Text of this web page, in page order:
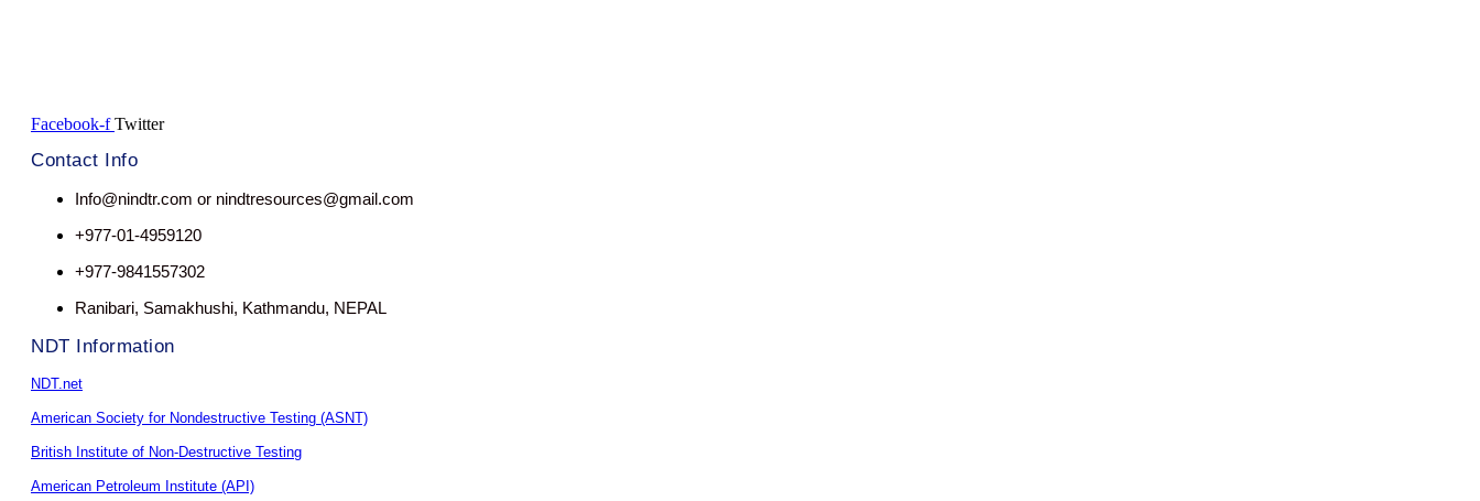
Facebook-f Twitter
Contact Info
Info@nindtr.com or nindtresources@gmail.com
+977-01-4959120
+977-9841557302
Ranibari, Samakhushi, Kathmandu, NEPAL
NDT Information
NDT.net
American Society for Nondestructive Testing (ASNT)
British Institute of Non-Destructive Testing
American Petroleum Institute (API)